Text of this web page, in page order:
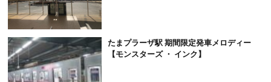
たまプラーザ駅 期間限定発車メロディー
【モンスターズ ・ インク】